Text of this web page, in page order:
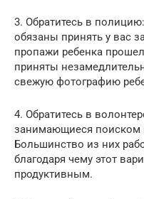
3. Обратитесь в
обязаны принять у вас
пропажи ребенка
приняты
свежую фотографию
4. Обратитесь в
занимающиеся поиском
Большинство из них
благодаря чему этот
продуктивным.